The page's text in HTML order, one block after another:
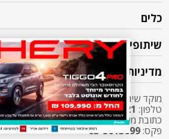
כלים
שיתופי פעולה
מדיניות
מוקד שירות לקוחות מעריב אליו ניתן
טלפון: 2421* שלוחה 5 מעריב או
כתובת מייל:sherut@maariv.co.il
פקס:03-5613699